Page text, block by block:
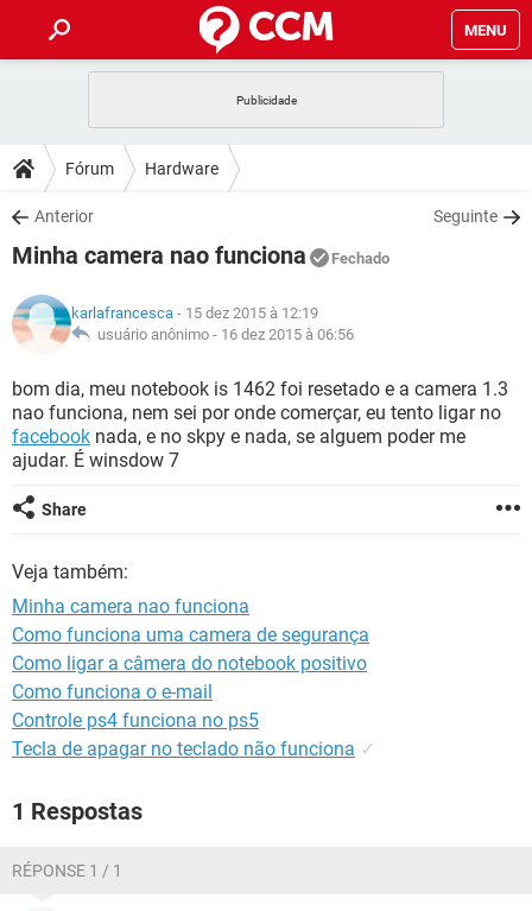
MENU
CELULAR
OUTLOOK
INSTAGRAM GMAIL
GUIA DE COMPRAS
DICAS
JOGOS
INSTAGRAM GMAIL
DOWNLOADS
JOGOS WHATSAPP
CELULAR
OUTLOOK EXCEL
INSTAGRAM GMAIL
GUIA DE COMPRAS
JOGOS WHATSAPP
OUTLOOK EXCEL
INSTAGRAM GMAIL
GLOSSÁRIO
JOGOS WHATSAPP
CELULAR FACEBOOK
OUTLOOK
INSTAGRAM
Fórum Hardware
Anterior Seguinte
Minha camera nao funciona Fechado
karlafrancesca - 15 dez 2015 à 12:19
usuário anônimo - 16 dez 2015 à 06:56
bom dia, meu notebook is 1462 foi resetado e a camera 1.3
nao funciona, nem sei por onde comerçar, eu tento ligar no
facebook nada, e no skpy e nada, se alguem poder me
ajudar. É winsdow 7
Share
Veja também:
Minha camera nao funciona
Como funciona uma camera de segurança
Como ligar a câmera do notebook positivo
Como funciona o e-mail
Controle ps4 funciona no ps5
Tecla de apagar no teclado não funciona ✓
1 Respostas
RÉPONSE 1 / 1